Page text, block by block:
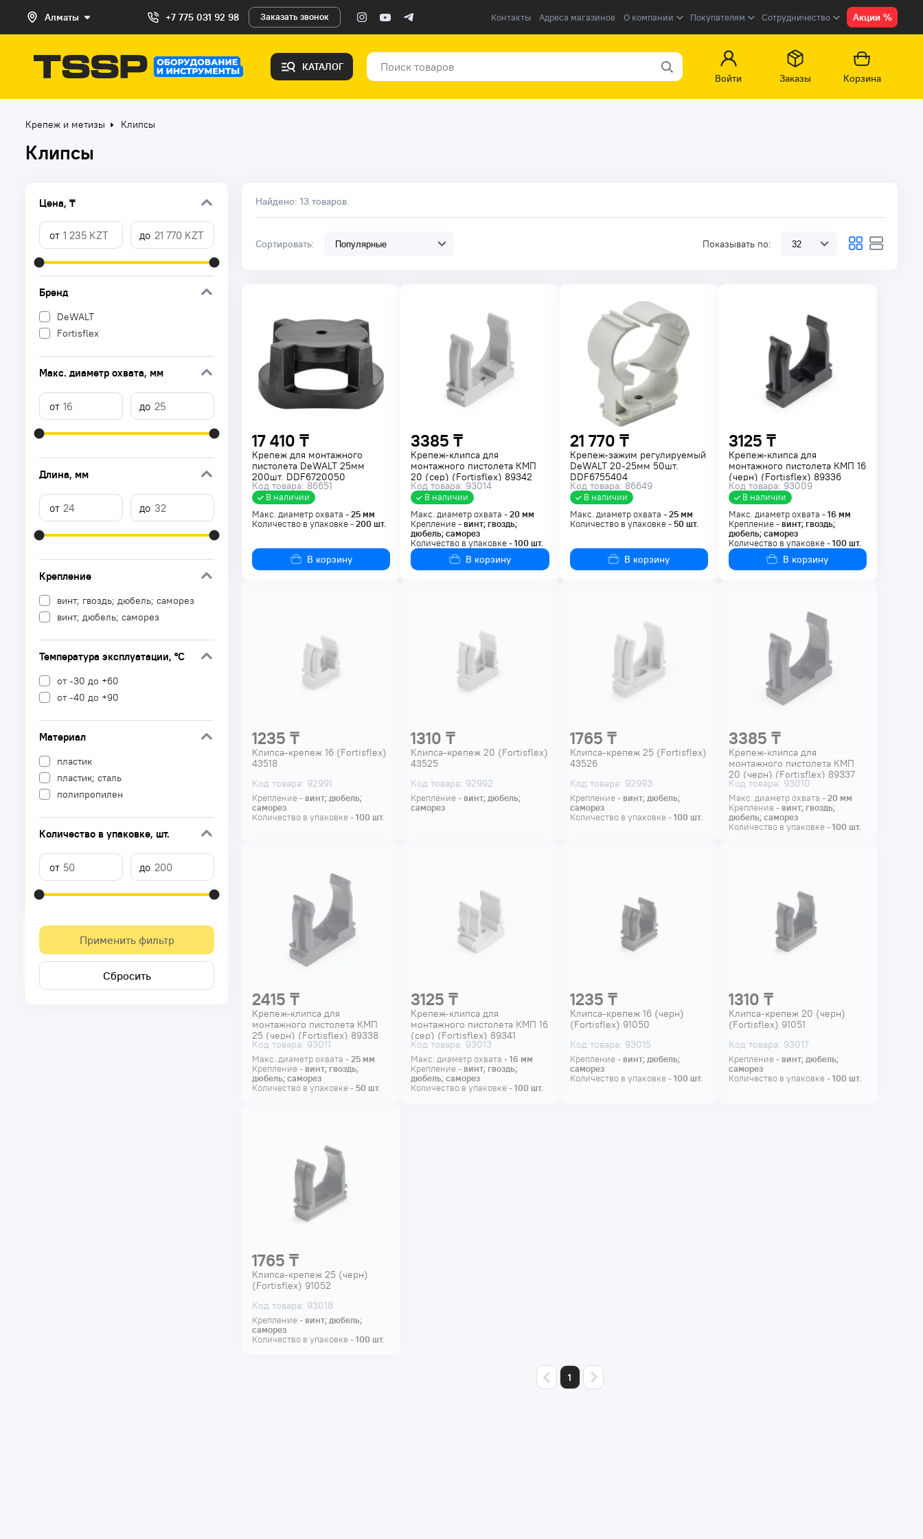
Алматы +7 775 031 92 98 Заказать звонок Контакты Адреса магазинов О компании Покупателям Сотрудничество Акции %
КАТАЛОГ
Войти
Заказы Корзина
Крепеж и метизы Клипсы
Клипсы
Цена, ₸
Бренд
DeWALT
Fortisflex
Макс. диаметр охвата, мм
Длина, мм
Крепление
винт; гвоздь; дюбель; саморез
винт; дюбель; саморез
Температура эксплуатации, °C
от -30 до +60
от -40 до +90
Материал
пластик
пластик; сталь
полипропилен
Количество в упаковке, шт.
Применить фильтр
Сбросить
Найдено: 13 товаров
Показывать по:
Сортировать:
17 410 ₸
Крепеж для монтажного
пистолета DeWALT 25мм
200шт. DDF6720050
Код товара: 86651
В наличии
Макс. диаметр охвата -25мм
Количество в упаковке -200шт.
В корзину
3385 ₸
Крепеж-клипса для
монтажного пистолета КМП
20 (сер) (Fortisflex) 89342
Код товара: 93014
В наличии
Макс. диаметр охвата -20мм
Крепление -винт; гвоздь;
дюбель; саморез
Количество в упаковке -100шт.
В корзину
21 770 ₸
Крепеж-зажим регулируемый
DeWALT 20-25мм 50шт.
DDF6755404
Код товара: 86649
В наличии
Макс. диаметр охвата -25мм
Количество в упаковке -50шт.
В корзину
3125 ₸
Крепеж-клипса для
монтажного пистолета КМП 16
(черн) (Fortisflex) 89336
Код товара: 93009
В наличии
Макс. диаметр охвата -16 мм
Крепление -винт; гвоздь;
дюбель; саморез
Количество в упаковке -100шт.
В корзину
1235 ₸
Клипса-крепеж 16 (Fortisflex)
43518
Код товара: 92991
Крепление - винт; дюбель;
саморез
Количество в упаковке -100 шт.
1310 ₸
Клипса-крепеж 20 (Fortisflex)
43525
Код товара: 92992
Крепление - винт; дюбель;
саморез
1765 ₸
Клипса-крепеж 25 (Fortisflex)
43526
Код товара: 92993
Крепление - винт; дюбель;
саморез
Количество в упаковке -100шт.
3385 ₸
Крепеж-клипса для
монтажного пистолета КМП
20 (черн) (Fortisflex) 89337
Код товара: 93010
Макс. диаметр охвата -20мм
Крепление - винт; гвоздь;
дюбель; саморез
Количество в упаковке -100шт.
2415 ₸
Крепеж-клипса для
монтажного пистолета КМП
25 (черн) (Fortisflex) 89338
Код товара: 93011
Макс. диаметр охвата -25 мм
Крепление - винт; гвоздь;
дюбель; саморез
Количество в упаковке -50 шт.
3125 ₸
Крепеж-клипса для
монтажного пистолета КМП 16
(сер) (Fortisflex) 89341
Код товара: 93013
Макс. диаметр охвата -16 мм
Крепление - винт; гвоздь;
дюбель; саморез
Количество в упаковке -100 шт.
1235 ₸
Клипса-крепеж 16 (черн)
(Fortisflex) 91050
Код товара: 93015
Крепление - винт; дюбель;
саморез
Количество в упаковке -100шт.
1310 ₸
Клипса-крепеж 20 (черн)
(Fortisflex) 91051
Код товара: 93017
Крепление - винт; дюбель;
саморез
Количество в упаковке -100шт.
1765 ₸
Клипса-крепеж 25 (черн)
(Fortisflex) 91052
Код товара: 93018
Крепление - винт; дюбель;
саморез
Количество в упаковке -100 шт.
1